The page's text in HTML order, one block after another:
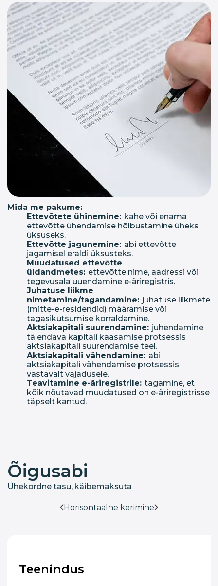
Mida me pakume:
Ettevõtete ühinemine: kahe või enama
ettevõtte ühendamise hõlbustamine üheks
üksuseks.
Ettevõtte jagunemine: abi ettevõtte
jagamisel eraldi üksusteks.
Muudatused ettevõtte
üldandmetes: ettevõtte nime, aadressi või
tegevusala uuendamine e-äriregistris.
Juhatuse liikme
nimetamine/tagandamine: juhatuse liikmete
(mitte-e-residendid) määramise või
tagasikutsumise korraldamine.
Aktsiakapitali suurendamine: juhendamine
täiendava kapitali kaasamise protsessis
aktsiakapitali suurendamise teel.
Aktsiakapitali vähendamine: abi
aktsiakapitali vähendamise protsessis
vastavalt vajadusele.
Teavitamine e-äriregistrile: tagamine, et
kõik nõutavad muudatused on e-äriregistrisse
täpselt kantud.
Õigusabi
Ühekordne tasu, käibemaksuta
Horisontaalne kerimine
Teenindus